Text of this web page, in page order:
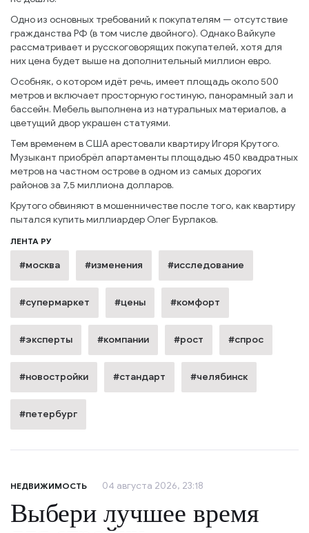
Одно из основных требований к покупателям — отсутствие
гражданства РФ (в том числе двойного). Однако Вайкуле
рассматривает и русскоговорящих покупателей, хотя для
них цена будет выше на дополнительный миллион евро.
Особняк, о котором идёт речь, имеет площадь около 500
метров и включает просторную гостиную, панорамный зал и
бассейн. Мебель выполнена из натуральных материалов, а
цветущий двор украшен статуями.
Тем временем в США арестовали квартиру Игоря Крутого.
Музыкант приобрёл апартаменты площадью 450 квадратных
метров на частном острове в одном из самых дорогих
районов за 7,5 миллиона долларов.
Крутого обвиняют в мошенничестве после того, как квартиру
пытался купить миллиардер Олег Бурлаков.
ЛЕНТА РУ
#москва #изменения #исследование
#супермаркет #цены #комфорт
#эксперты #компании #рост #спрос
#новостройки #стандарт #челябинск
#петербург
НЕДВИЖИМОСТЬ 04 августа 2026, 23:18
Выбери лучшее время